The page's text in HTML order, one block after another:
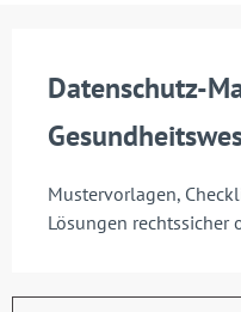
Datenschutz-
Mustervorlagen,
Lösungen rechtssicher